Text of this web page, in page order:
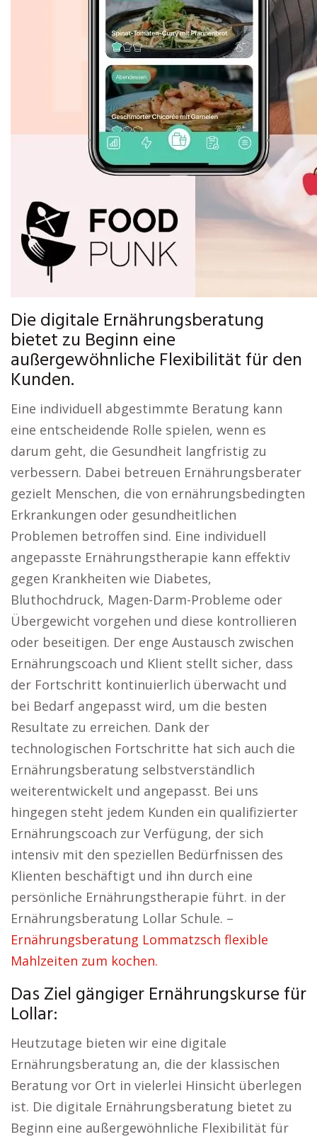
Die digitale Ernährungsberatung
bietet zu Beginn eine
außergewöhnliche Flexibilität für den
Kunden.
Eine individuell abgestimmte Beratung kann
eine entscheidende Rolle spielen, wenn es
darum geht, die Gesundheit langfristig zu
verbessern. Dabei betreuen Ernährungsberater
gezielt Menschen, die von ernährungsbedingten
Erkrankungen oder gesundheitlichen
Problemen betroffen sind. Eine individuell
angepasste Ernährungstherapie kann effektiv
gegen Krankheiten wie Diabetes,
Bluthochdruck, Magen-Darm-Probleme oder
Übergewicht vorgehen und diese kontrollieren
oder beseitigen. Der enge Austausch zwischen
Ernährungscoach und Klient stellt sicher, dass
der Fortschritt kontinuierlich überwacht und
bei Bedarf angepasst wird, um die besten
Resultate zu erreichen. Dank der
technologischen Fortschritte hat sich auch die
Ernährungsberatung selbstverständlich
weiterentwickelt und angepasst. Bei uns
hingegen steht jedem Kunden ein qualifizierter
Ernährungscoach zur Verfügung, der sich
intensiv mit den speziellen Bedürfnissen des
Klienten beschäftigt und ihn durch eine
persönliche Ernährungstherapie führt. in der
Ernährungsberatung Lollar Schule. –
Ernährungsberatung Lommatzsch flexible
Mahlzeiten zum kochen.
Das Ziel gängiger Ernährungskurse für
Lollar:
Heutzutage bieten wir eine digitale
Ernährungsberatung an, die der klassischen
Beratung vor Ort in vielerlei Hinsicht überlegen
ist. Die digitale Ernährungsberatung bietet zu
Beginn eine außergewöhnliche Flexibilität für